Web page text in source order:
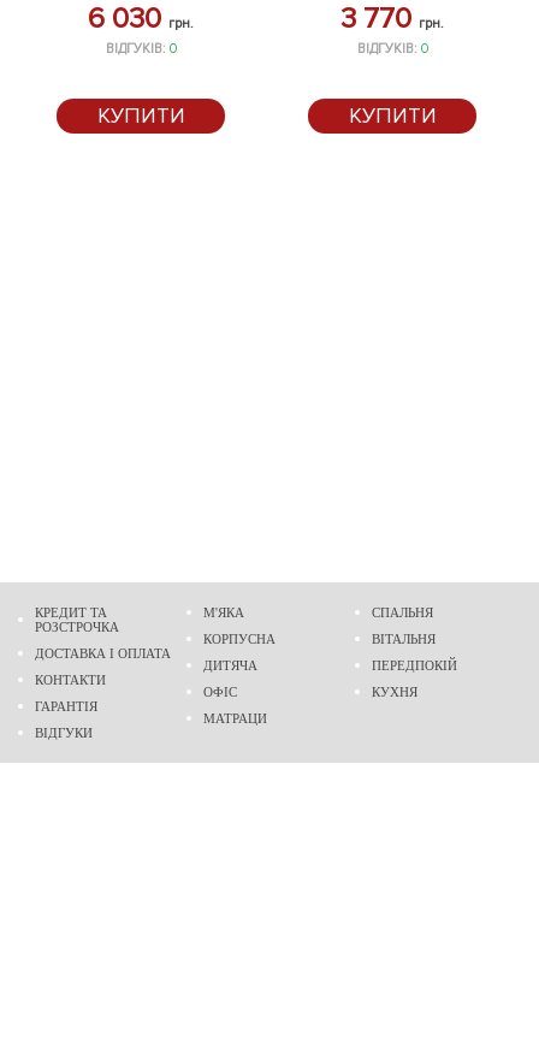
6 030 грн.
ВІДГУКІВ: 0
КУПИТИ
3 770 грн.
ВІДГУКІВ: 0
КУПИТИ
КРЕДИТ ТА
РОЗСТРОЧКА
ДОСТАВКА І ОПЛАТА
КОНТАКТИ
ГАРАНТІЯ
ВІДГУКИ
М'ЯКА
КОРПУСНА
ДИТЯЧА
ОФІС
МАТРАЦИ
СПАЛЬНЯ
ВІТАЛЬНЯ
ПЕРЕДПОКІЙ
КУХНЯ